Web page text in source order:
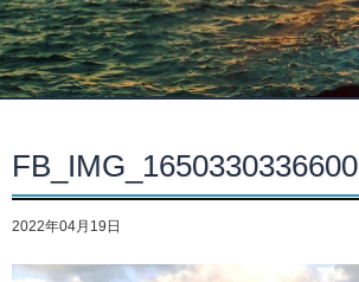
FB_IMG_1650330336600
2022年04月19日